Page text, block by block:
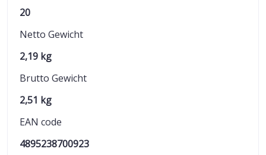
20
Netto Gewicht
2,19 kg
Brutto Gewicht
2,51 kg
EAN code
4895238700923